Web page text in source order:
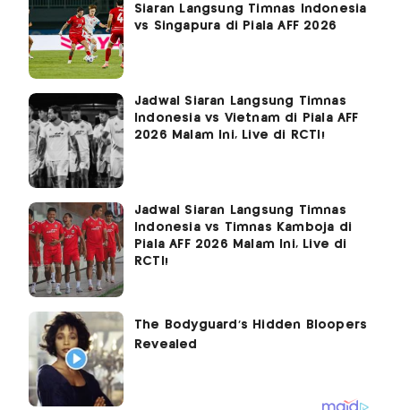
Siaran Langsung Timnas Indonesia
vs Singapura di Piala AFF 2026
Jadwal Siaran Langsung Timnas
Indonesia vs Vietnam di Piala AFF
2026 Malam Ini, Live di RCTI!
Jadwal Siaran Langsung Timnas
Indonesia vs Timnas Kamboja di
Piala AFF 2026 Malam Ini, Live di
RCTI!